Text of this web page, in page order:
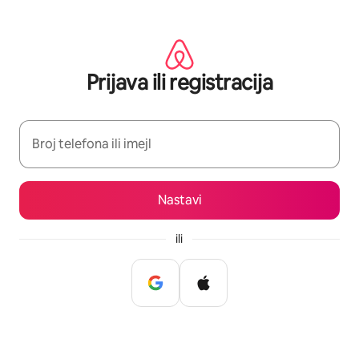
Prijava ili registracija
Broj telefona ili imejl
Nastavi
ili